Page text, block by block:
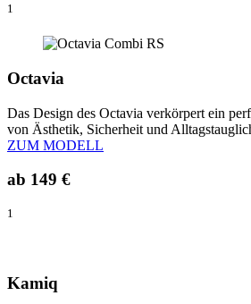
1
Octavia
Das Design des Octavia verkörpert ein
von Ästhetik, Sicherheit und
ZUM MODELL
ab 149 €
1
Kamiq